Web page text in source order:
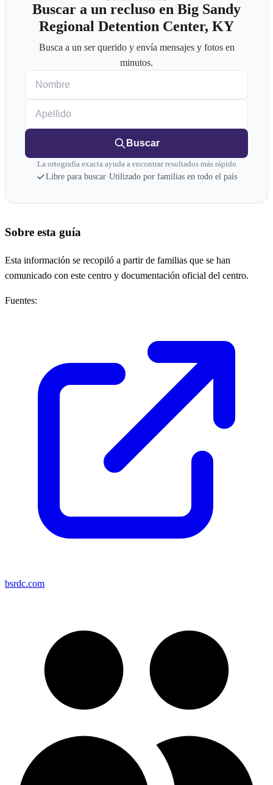
Buscar a un recluso en Big Sandy
Regional Detention Center, KY
Busca a un ser querido y envía mensajes y fotos en
minutos.
Buscar
La ortografía exacta ayuda a encontrar resultados más rápido
Libre para buscar·Utilizado por familias en todo el país
Sobre esta guía
Esta información se recopiló a partir de familias que se han
comunicado con este centro y documentación oficial del centro.
Fuentes:
bsrdc.com